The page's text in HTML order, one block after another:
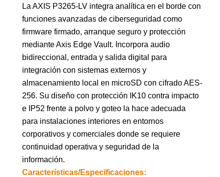
La AXIS P3265-LV integra analítica en el borde con
funciones avanzadas de ciberseguridad como
firmware firmado, arranque seguro y protección
mediante Axis Edge Vault. Incorpora audio
bidireccional, entrada y salida digital para
integración con sistemas externos y
almacenamiento local en microSD con cifrado AES-
256. Su diseño con protección IK10 contra impacto
e IP52 frente a polvo y goteo la hace adecuada
para instalaciones interiores en entornos
corporativos y comerciales donde se requiere
continuidad operativa y seguridad de la
información.
Características/Especificaciones: